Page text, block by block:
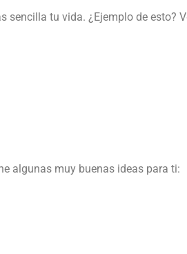
sencilla tu vida. ¿Ejemplo de esto?
algunas muy buenas ideas para ti: